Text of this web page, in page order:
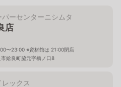
パーセンターニシムタ
店
〜23:00 ※資材館は 21:00閉店
姶良町脇元字橋ノ口8
レックス